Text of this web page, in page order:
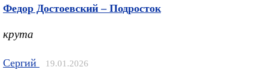
Федор Достоевский – Подросток
крута
Сергий 19.01.2026